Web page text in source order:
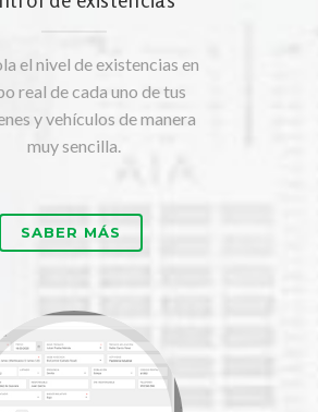
el nivel de existencias en
real de cada uno de tus
y vehículos de manera
muy sencilla.
SABER MÁS